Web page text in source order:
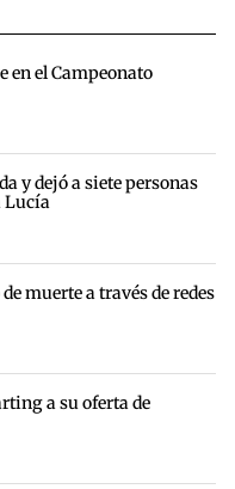
en el Campeonato
y dejó a siete personas
Lucía
muerte a través de redes
a su oferta de